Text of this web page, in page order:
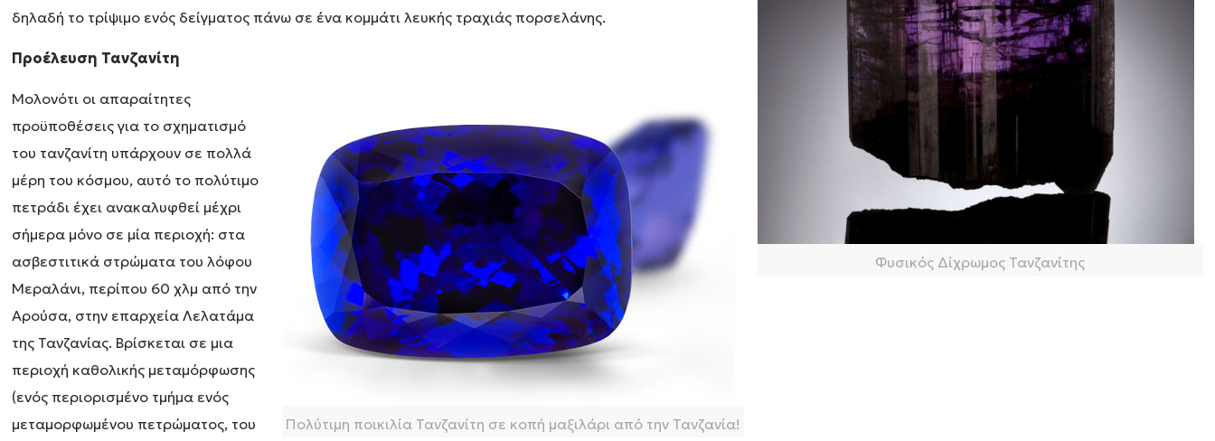
Φυσικός Δίχρωμος Τανζανίτης
δηλαδή το τρίψιμο ενός δείγματος πάνω σε ένα κομμάτι λευκής τραχιάς πορσελάνης.
Προέλευση Τανζανίτη
Πολύτιμη ποικιλία Τανζανίτη σε κοπή μαξιλάρι από την Τανζανία!
Μολονότι οι απαραίτητες
προϋποθέσεις για το σχηματισμό
του τανζανίτη υπάρχουν σε πολλά
μέρη του κόσμου, αυτό το πολύτιμο
πετράδι έχει ανακαλυφθεί μέχρι
σήμερα μόνο σε μία περιοχή: στα
ασβεστιτικά στρώματα του λόφου
Μεραλάνι, περίπου 60 χλμ από την
Αρούσα, στην επαρχεία Λελατάμα
της Τανζανίας. Βρίσκεται σε μια
περιοχή καθολικής μεταμόρφωσης
(ενός περιορισμένο τμήμα ενός
μεταμορφωμένου πετρώματος, του